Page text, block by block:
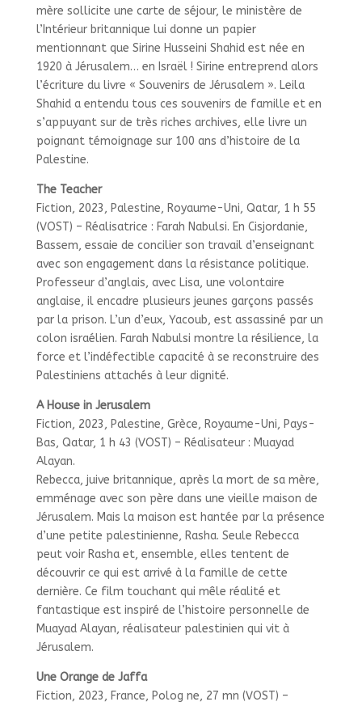
mère sollicite une carte de séjour, le ministère de
l’Intérieur britannique lui donne un papier
mentionnant que Sirine Husseini Shahid est née en
1920 à Jérusalem… en Israël ! Sirine entreprend alors
l’écriture du livre « Souvenirs de Jérusalem ». Leila
Shahid a entendu tous ces souvenirs de famille et en
s’appuyant sur de très riches archives, elle livre un
poignant témoignage sur 100 ans d’histoire de la
Palestine.
The Teacher
Fiction, 2023, Palestine, Royaume-Uni, Qatar, 1 h 55
(VOST) – Réalisatrice : Farah Nabulsi. En Cisjordanie,
Bassem, essaie de concilier son travail d’enseignant
avec son engagement dans la résistance politique.
Professeur d’anglais, avec Lisa, une volontaire
anglaise, il encadre plusieurs jeunes garçons passés
par la prison. L’un d’eux, Yacoub, est assassiné par un
colon israélien. Farah Nabulsi montre la résilience, la
force et l’indéfectible capacité à se reconstruire des
Palestiniens attachés à leur dignité.
A House in Jerusalem
Fiction, 2023, Palestine, Grèce, Royaume-Uni, Pays-
Bas, Qatar, 1 h 43 (VOST) – Réalisateur : Muayad
Alayan.
Rebecca, juive britannique, après la mort de sa mère,
emménage avec son père dans une vieille maison de
Jérusalem. Mais la maison est hantée par la présence
d’une petite palestinienne, Rasha. Seule Rebecca
peut voir Rasha et, ensemble, elles tentent de
découvrir ce qui est arrivé à la famille de cette
dernière. Ce film touchant qui mêle réalité et
fantastique est inspiré de l’histoire personnelle de
Muayad Alayan, réalisateur palestinien qui vit à
Jérusalem.
Une Orange de Jaffa
Fiction, 2023, France, Polog ne, 27 mn (VOST) –